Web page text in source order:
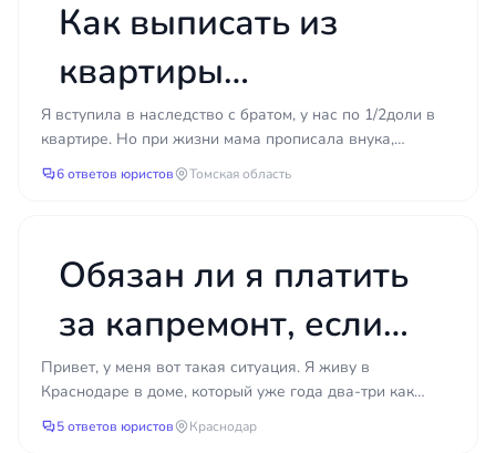
Приватизация кажется формальностью, пока не
начинается. Один неправильно собранный пакет
назад. Один зарегистрированный родственник
без согласия — и дело уходит в суд. Главное, что
даёт юрист на старте, — это реальная картина:
есть ли основания, какие препятствия существуют
ведёт к цели.
Как выписать из
квартиры
прописанного там
внука, чтобы продать
Я вступила в наследство с братом, у нас по 1/2доли в
квартире. Но при жизни мама прописала внука,
который до сих пор прописан. Он совершеннолетний,
6 ответов юристов Томская область
Обязан ли я платить
за капремонт, если
дом признан
аварийным?
Привет, у меня вот такая ситуация. Я живу в
Краснодаре в доме, который уже года два-три как
стоит в списке аварийного жилого фонда. Дом
действительно...
5 ответов юристов Краснодар